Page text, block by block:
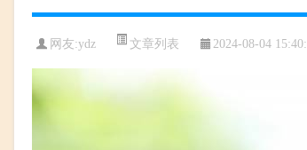
网友:ydz 文章列表 2024-08-04